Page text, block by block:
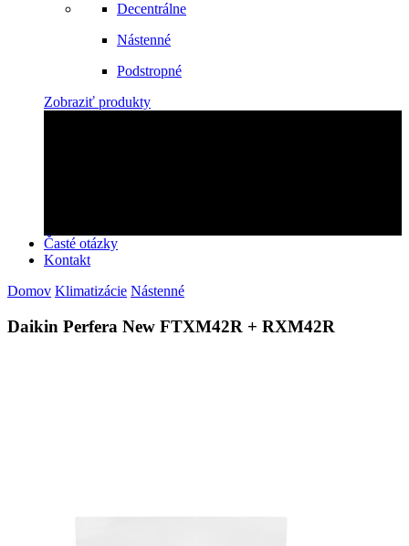
Decentrálne
Nástenné
Podstropné
Zobraziť produkty
Časté otázky
Kontakt
Domov Klimatizácie Nástenné
Daikin Perfera New FTXM42R + RXM42R